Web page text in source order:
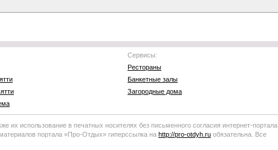
Сервисы:
Рестораны
Банкетные залы
Загородные дома
их использование в печатных носителях без письменного согласия интернет-портала
портала «Про-Отдых» гиперссылка на http://pro-otdyh .ru обязательна. Все